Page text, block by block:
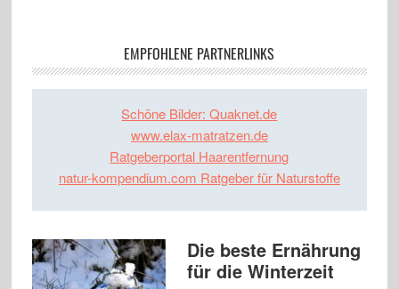
EMPFOHLENE PARTNERLINKS
Schöne Bilder: Quaknet.de
www.elax-matratzen.de
Ratgeberportal Haarentfernung
natur-kompendium.com Ratgeber für Naturstoffe
Die beste Ernährung
für die Winterzeit